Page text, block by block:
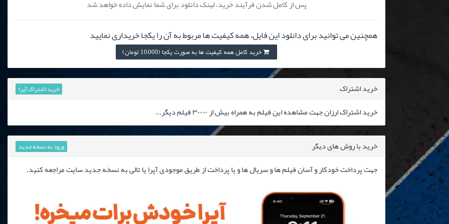
پس از کامل شدن فرآیند خرید، لینک دانلود برای شما نمایش داده خواهد شد
همچنین می توانید برای دانلود این فایل، همه کیفیت ها مربوط به آن را یکجا خریداری نمایید
خرید کامل همه کیفیت ها به صورت یکجا (10,000 تومان)
خرید اشتراک خرید اشتراک آپرا
خرید اشتراک ارزان جهت مشاهده این فیلم به همراه بیش از ۳۰۰۰۰ فیلم دیگر...
خرید با روش های دیگر ورود به نسخه جدید
جهت پرداخت خودکار و آسان فیلم ها و سریال ها و یا پرداخت از طریق موجودی آپرا یا تالی به نسخه جدید سایت مراجعه کنید.